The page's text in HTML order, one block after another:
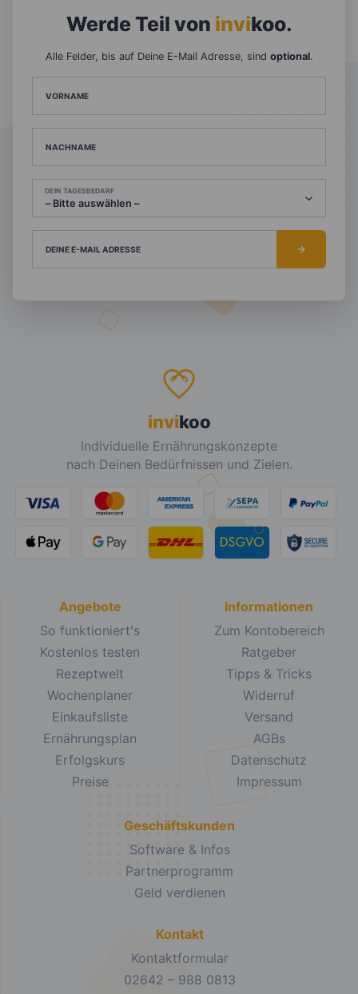
Werde Teil von invikoo.
Alle Felder, bis auf Deine E-Mail Adresse, sind optional.
VORNAME
NACHNAME
DEIN TAGESBEDARF
DEINE E-MAIL ADRESSE
invikoo
Individuelle Ernährungskonzepte
nach Deinen Bedürfnissen und Zielen.
Angebote
So funktioniert's
Kostenlos testen
Rezeptwelt
Wochenplaner
Einkaufsliste
Ernährungsplan
Erfolgskurs
Preise
Informationen
Zum Kontobereich
Ratgeber
Tipps & Tricks
Widerruf
Versand
AGBs
Datenschutz
Impressum
Geschäftskunden
Software & Infos
Partnerprogramm
Geld verdienen
Kontakt
Kontaktformular
02642 – 988 0813